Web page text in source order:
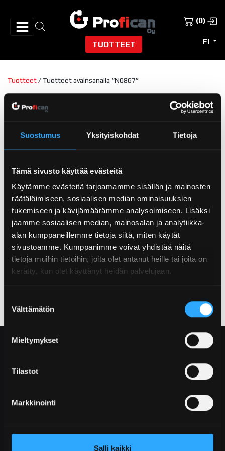
Suostumus Yksityiskohdat Tietoja
Tämä sivusto käyttää evästeitä
Käytämme evästeitä tarjoamamme sisällön ja mainosten
räätälöimiseen, sosiaalisen median ominaisuuksien
tukemiseen ja kävijämäärämme analysoimiseen. Lisäksi
jaamme sosiaalisen median, mainosalan ja analytiikka-
alan kumppaneillemme tietoja siitä, miten käytät
sivustoamme. Kumppanimme voivat yhdistää näitä
tietoja muihin tietoihin, joita olet antanut heille tai joita on
kerätty, kun olet käyttänyt heidän palvelujaan.
valinta
Välttämätön
Mieltymykset
Tilastot
Markkinointi
Salli kaikki
TUOTTEET FI
(0)
Tuotteet/ Tuotteet avainsanalla “N0867”
Näytetään ainoa tulos
U-PROFIILI 45×45 (N0867)
SELECT OPTIONS